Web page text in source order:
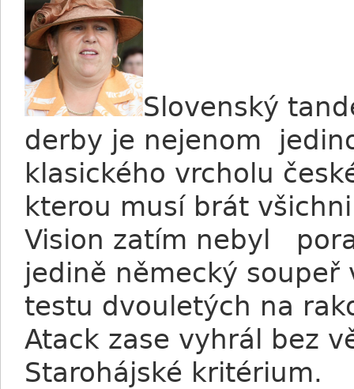
Slovenský
derby je nejenom
klasického vrcholu
kterou musí brát
Vision zatím nebyl
jedině německý
testu dvouletých na
Atack zase vyhrál bez
Starohájské kritérium.